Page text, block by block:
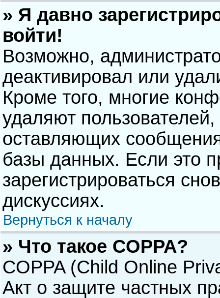
» Я давно
войти!
Возможно,
деактивировал или
Кроме того, многие
удаляют
оставляющих
базы данных. Если это
зарегистрироваться
дискуссиях.
Вернуться к началу
» Что такое COPPA?
COPPA (Child Online
Акт о защите частных